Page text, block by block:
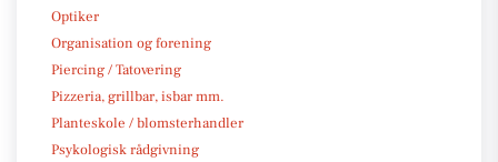
Optiker
Organisation og forening
Piercing / Tatovering
Pizzeria, grillbar, isbar mm.
Planteskole / blomsterhandler
Psykologisk rådgivning